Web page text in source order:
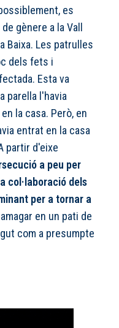
es
gènere a la Vall
Baixa. Les patrulles
dels fets i
Esta va
parella l'havia
la casa. Però, en
entrat en la casa
partir d'eixe
a peu per
col·laboració dels
per a tornar a
en un pati de
com a presumpte